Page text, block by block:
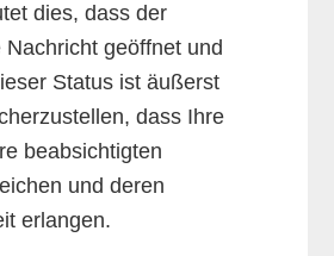
dies, dass der
geöffnet und
Status ist äußerst
dass Ihre
beabsichtigten
und deren
erlangen.